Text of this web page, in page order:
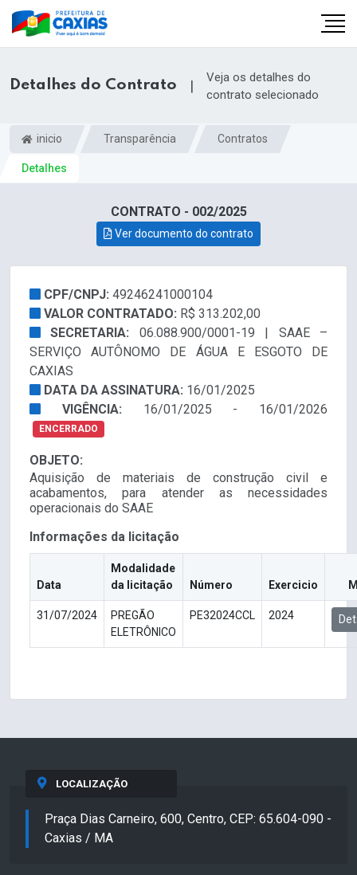
Detalhes do Contrato |
Veja os detalhes do
contrato selecionado
inicio Transparência Contratos
Detalhes
CONTRATO - 002/2025
Ver documento do contrato
CPF/CNPJ: 49246241000104
VALOR CONTRATADO: R$ 313.202,00
SECRETARIA: 06.088.900/0001-19 | SAAE –
SERVIÇO AUTÔNOMO DE ÁGUA E ESGOTO DE
CAXIAS
DATA DA ASSINATURA: 16/01/2025
VIGÊNCIA: 16/01/2025 - 16/01/2026
ENCERRADO
OBJETO:
Aquisição de materiais de construção civil e
acabamentos, para atender as necessidades
operacionais do SAAE
Informações da licitação
Data
Modalidade
da licitação
Número Exercicio
31/07/2024
PREGÃO
ELETRÔNICO
PE32024CCL 2024
LOCALIZAÇÃO
Praça Dias Carneiro, 600, Centro, CEP: 65.604-090 -
Caxias / MA